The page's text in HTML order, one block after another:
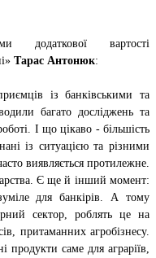
додаткової вартості
Тарас Антонюк:
із банківськими та
багато досліджень та
І що цікаво - більшість
із ситуацією та різними
виявляється протилежне.
Є ще й інший момент:
для банкірів. А тому
сектор, роблять це на
притаманних агробізнесу.
саме для аграріїв,